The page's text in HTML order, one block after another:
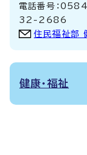
電話番号：
32-2686
住民福祉部
健康・福祉